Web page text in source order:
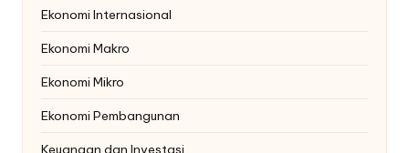
Ekonomi Internasional
Ekonomi Makro
Ekonomi Mikro
Ekonomi Pembangunan
Keuangan dan Investasi